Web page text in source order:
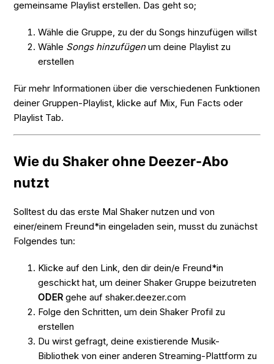
gemeinsame Playlist erstellen. Das geht so;
Wähle die Gruppe, zu der du Songs hinzufügen willst
Wähle Songs hinzufügenum deine Playlist zu
erstellen
Für mehr Informationen über die verschiedenen Funktionen
deiner Gruppen-Playlist, klicke auf Mix, Fun Facts oder
Playlist Tab.
Wie du Shaker ohne Deezer-Abo
nutzt
Solltest du das erste Mal Shaker nutzen und von
einer/einem Freund*in eingeladen sein, musst du zunächst
Folgendes tun:
Klicke auf den Link, den dir dein/e Freund*in
geschickt hat, um deiner Shaker Gruppe beizutreten
ODERgehe auf shaker.deezer.com
Folge den Schritten, um dein Shaker Profil zu
erstellen
Du wirst gefragt, deine existierende Musik-
Bibliothek von einer anderen Streaming-Plattform zu